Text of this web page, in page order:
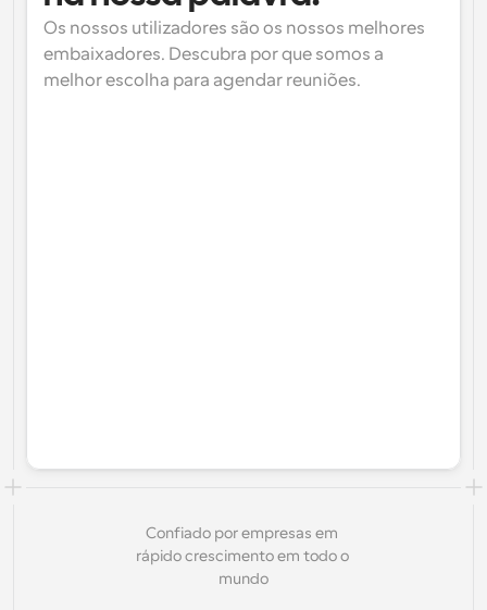
Os nossos utilizadores são os nossos melhores
embaixadores. Descubra por que somos a
melhor escolha para agendar reuniões.
Confiado por empresas em
rápido crescimento em todo o
mundo